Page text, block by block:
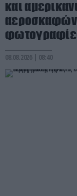
και
αεροσκαφών
08.08.2026 | 08:40